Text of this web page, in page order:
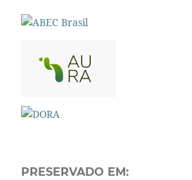
PRESERVADO EM: